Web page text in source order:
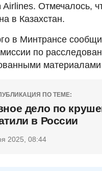
Airlines. Отмечалось,
в Казахстан.
в Минтрансе
по
материалами
ПО ТЕМЕ:
дело по
в России
2025, 08:44